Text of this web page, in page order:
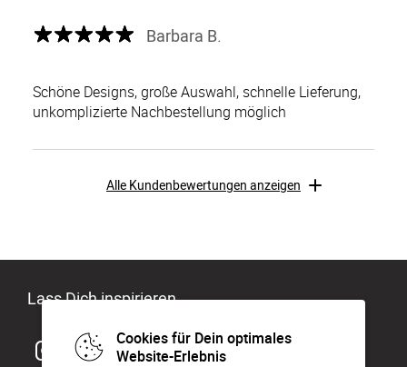
Cookies für Dein optimales
Website-Erlebnis
Barbara B.
Schöne Designs, große Auswahl, schnelle Lieferung,
unkomplizierte Nachbestellung möglich
Alle Kundenbewertungen anzeigen
Lass Dich inspirieren